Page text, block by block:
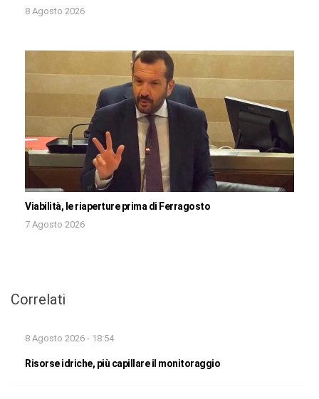
8 Agosto 2026
Viabilità, le riaperture prima di Ferragosto
7 Agosto 2026
Correlati
8 Agosto 2026 - 18:54
Risorse idriche, più capillare il monitoraggio